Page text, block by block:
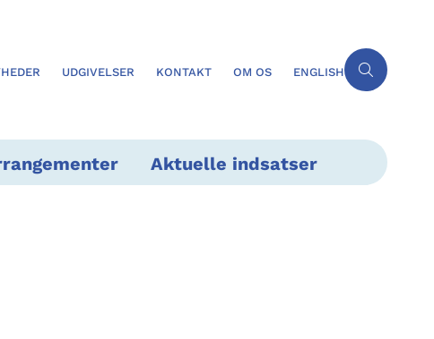
UDGIVELSER KONTAKT OM OS ENGLISH
Aktuelle indsatser